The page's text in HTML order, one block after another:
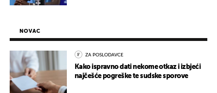
NOVAC
ZA POSLODAVCE
Kako ispravno dati nekome otkaz i izbjeći
najčešće pogreške te sudske sporove